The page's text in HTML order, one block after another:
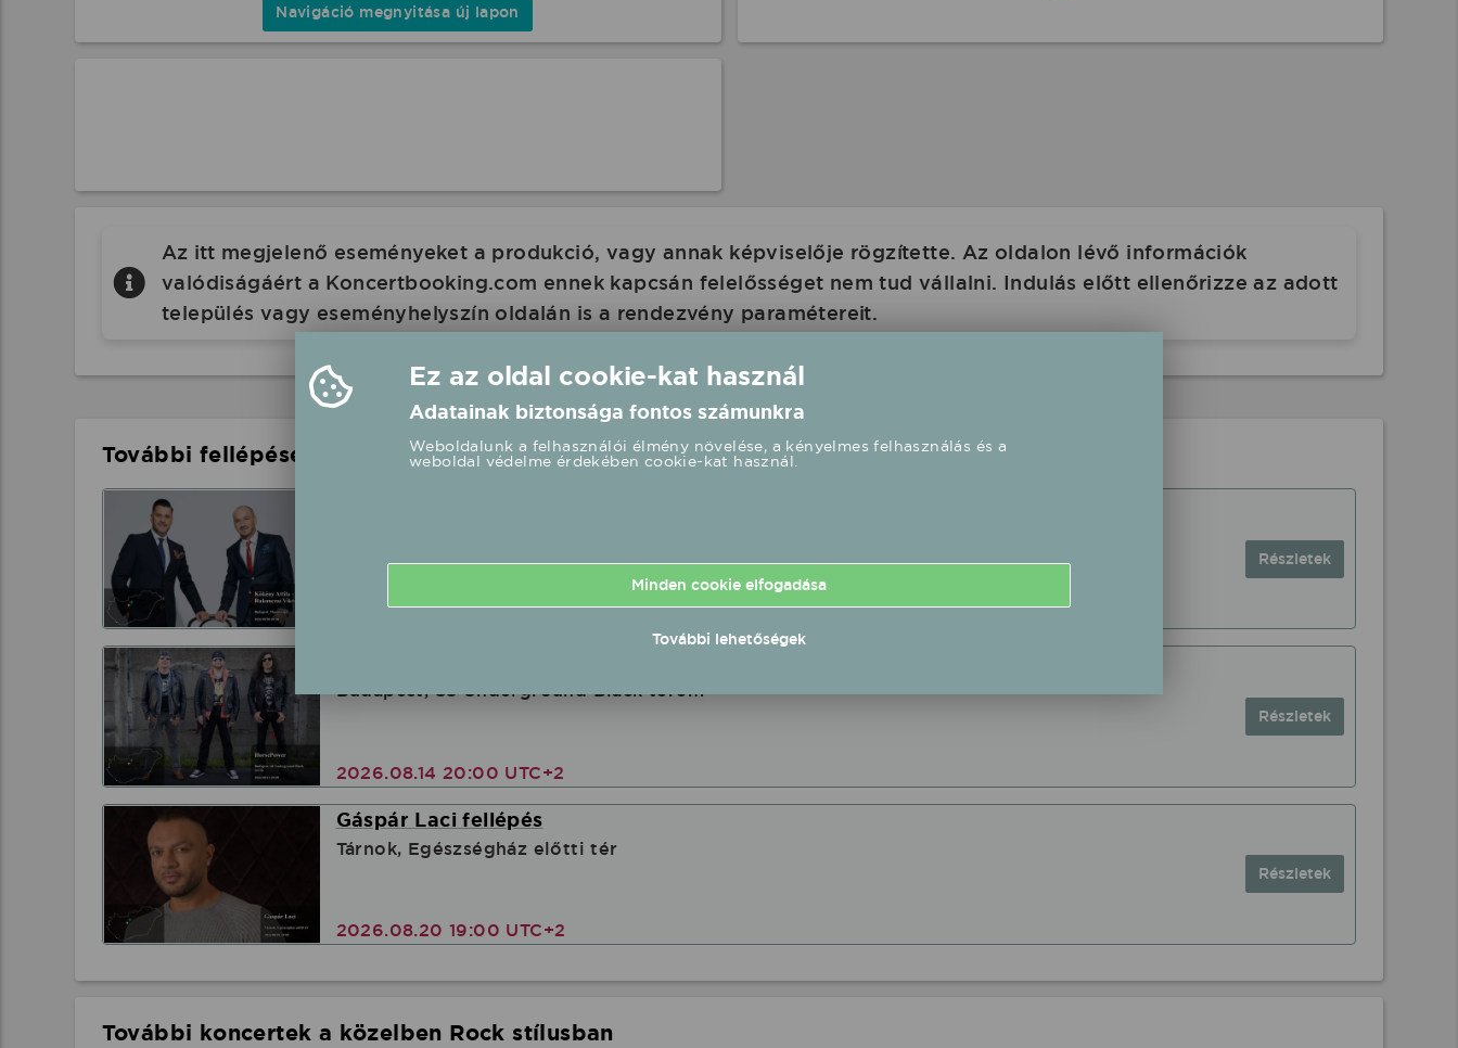
Navigáció megnyitása új lapon
Az itt megjelenő eseményeket a produkció, vagy annak képviselője rögzítette. Az oldalon lévő információk
valódiságáért a Koncertbooking.com ennek kapcsán felelősséget nem tud vállalni. Indulás előtt ellenőrizze az adott
település vagy eseményhelyszín oldalán is a rendezvény paramétereit.
További fellépések a közelben
2026.08.08 20:00 UTC+2
Részletek
Budapest, S8 Underground Black terem
2026.08.14 20:00 UTC+2
Részletek
Gáspár Laci fellépés
Tárnok, Egészségház előtti tér
2026.08.20 19:00 UTC+2
Részletek
További koncertek a közelben Rock stílusban
Ez az oldal cookie-kat használ
Adatainak biztonsága fontos számunkra
Weboldalunk a felhasználói élmény növelése, a kényelmes felhasználás és a
weboldal védelme érdekében cookie-kat használ.
Minden cookie elfogadása
További lehetőségek